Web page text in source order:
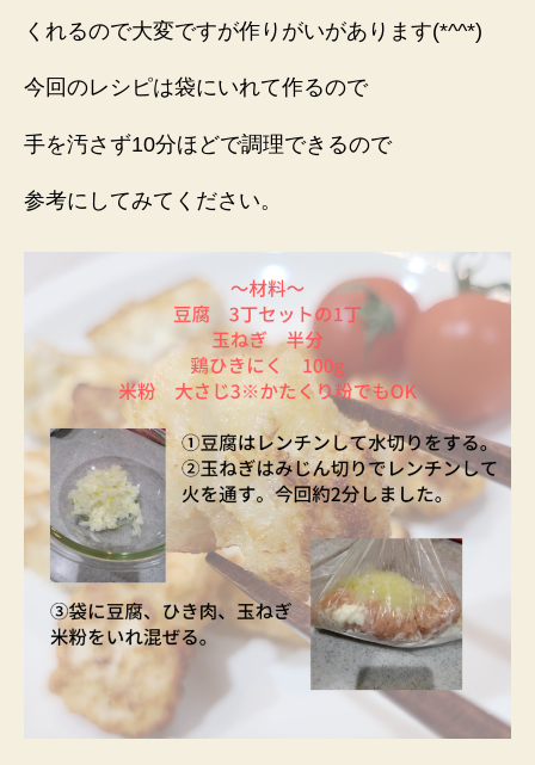
くれるので大変ですが作りがいがあります(*^^*)
今回のレシピは袋にいれて作るので
手を汚さず10分ほどで調理できるので
参考にしてみてください。